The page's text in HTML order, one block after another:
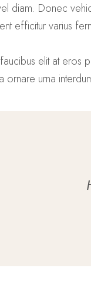
diam. Donec
efficitur varius
elit at eros
ornare urna